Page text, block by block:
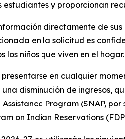
y proporcionan
directamente de
en la solicitud es
los niños que viven en el hogar.
en cualquier
disminución de ingresos,
Program (SNAP,
on Indian Reservations